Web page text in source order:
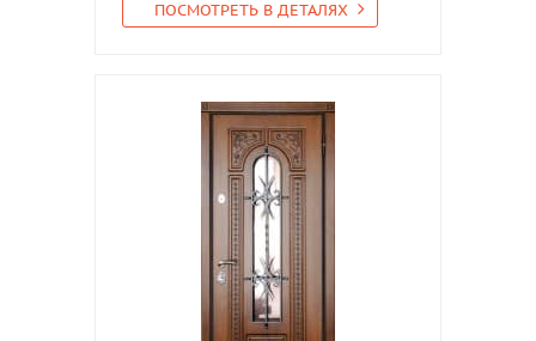
ПОСМОТРЕТЬ В ДЕТАЛЯХ